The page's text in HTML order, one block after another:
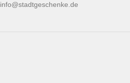
info@stadtgeschenke.de